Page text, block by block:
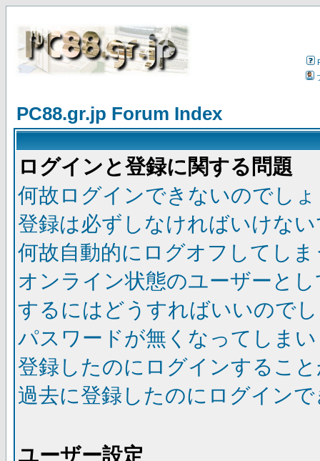
PC88.gr.jp Forum Index
ログインと登録に関する問題
何故ログインできないのでし
登録は必ずしなければいけな
何故自動的にログオフしてし
オンライン状態のユーザーと
するにはどうすればいいので
パスワードが無くなってしま
登録したのにログインするこ
過去に登録したのにログイン
ユーザー設定